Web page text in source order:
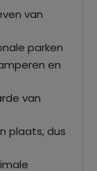
van
parken
en
van
plaats, dus